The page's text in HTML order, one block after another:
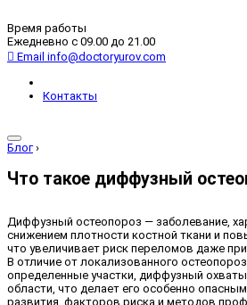
Время работы
Ежедневно с 09.00 до 21.00
Email info@doctoryurov.com
Контакты
Блог ›
Что такое диффузный
Диффузный остеопороз — заболевание,
снижением плотности костной ткани и
что увеличивает риск переломов даже
В отличие от локализованного
определенные участки, диффузный
области, что делает его особенно
развития, факторов риска и методов